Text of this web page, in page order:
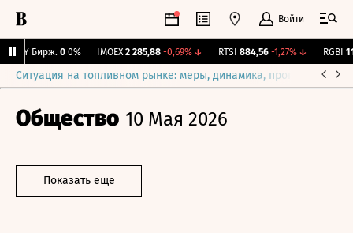
Войти
CNY Бирж. 0 0% IMOEX 2 285,88 -0,69%↓ RTSI 884,56 -1,27%↓ RGBI
Ситуация на топливном рынке: меры, динамика, прогнозы
Общество 10 Мая 2026
Показать еще